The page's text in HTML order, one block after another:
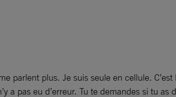
parlent plus. Je suis seule en cellule.
a pas eu d’erreur. Tu te demandes si tu